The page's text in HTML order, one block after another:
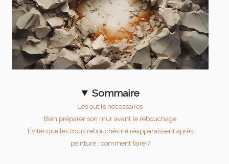
Sommaire
Les outils nécessaires
Bien préparer son mur avant le rebouchage
Éviter que les trous rebouchés ne réapparaissent après
peinture : comment faire ?